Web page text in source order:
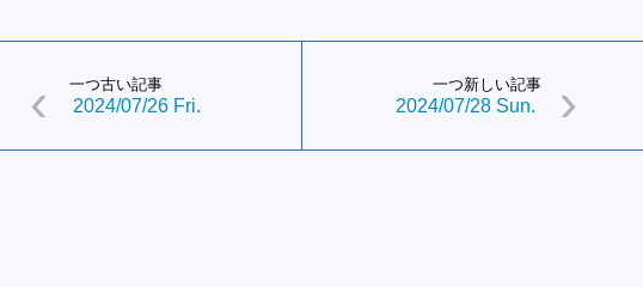
一つ古い記事
2024/07/26 Fri.
一つ新しい記事
2024/07/28 Sun.